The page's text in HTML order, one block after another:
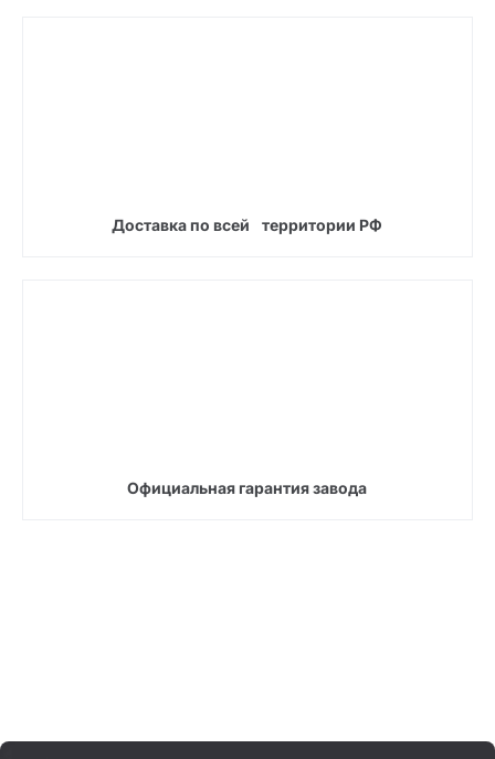
Доставка по всей территории РФ
Официальная гарантия завода